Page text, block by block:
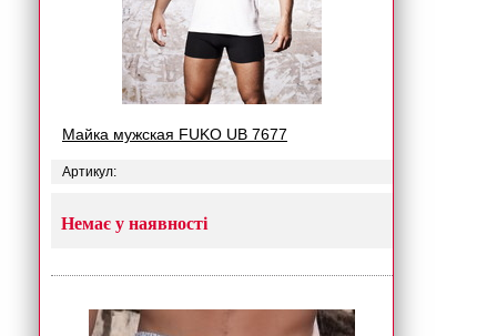
Майка мужская FUKO UB 7677
Артикул:
Немає у наявності